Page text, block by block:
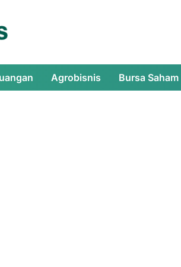
Agrobisnis Bursa Saham